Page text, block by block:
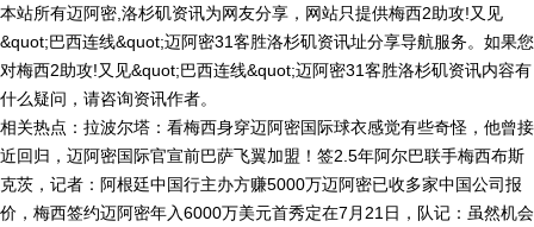
本站所有迈阿密,洛杉矶资讯为网友分享，网站只提供梅西2助攻!又见
&quot;巴西连线&quot;迈阿密31客胜洛杉矶资讯址分享导航服务。如果您
对梅西2助攻!又见&quot;巴西连线&quot;迈阿密31客胜洛杉矶资讯内容有
什么疑问，请咨询资讯作者。
相关热点：拉波尔塔：看梅西身穿迈阿密国际球衣感觉有些奇怪，他曾接
近回归，迈阿密国际官宣前巴萨飞翼加盟！签2.5年阿尔巴联手梅西布斯
克茨，记者：阿根廷中国行主办方赚5000万迈阿密已收多家中国公司报
价，梅西签约迈阿密年入6000万美元首秀定在7月21日，队记：虽然机会